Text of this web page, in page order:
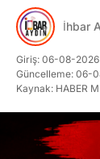
İhbar
Giriş: 06-08-2026
Güncelleme: 06-
Kaynak: HABER